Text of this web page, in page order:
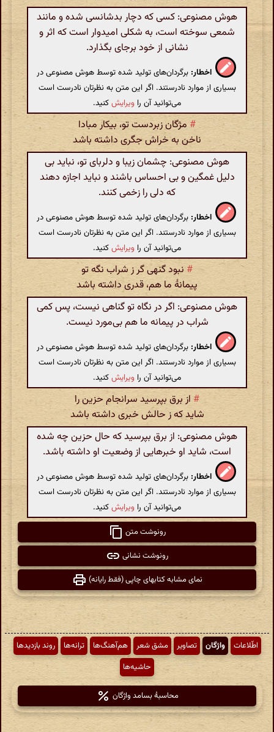
هوش مصنوعی: کسی که دچار بدشانسی شده و مانند
شمعی سوخته است، به شکلی امیدوار است که اثر و
نشانی از خود برجای بگذارد.
اخطار: برگردان‌های تولید شده توسط هوش مصنوعی در
بسیاری از موارد نادرستند. اگر این متن به نظرتان نادرست است
می‌توانید آن را ویرایشکنید.
# مژگان زبردست تو، بیکار مبادا
ناخن به خراش جگری داشته باشد
هوش مصنوعی: چشمان زیبا و دلربای تو، نباید بی
دلیل غمگین و بی احساس باشند و نباید اجازه دهند
که دلی را زخمی کنند.
اخطار: برگردان‌های تولید شده توسط هوش مصنوعی در
بسیاری از موارد نادرستند. اگر این متن به نظرتان نادرست است
می‌توانید آن را ویرایشکنید.
# نبود گنهی گر ز شراب نگه تو
پیمانهٔ ما هم، قدری داشته باشد
هوش مصنوعی: اگر در نگاه تو گناهی نیست، پس کمی
شراب در پیمانه ما هم بی‌مورد نیست.
اخطار: برگردان‌های تولید شده توسط هوش مصنوعی در
بسیاری از موارد نادرستند. اگر این متن به نظرتان نادرست است
می‌توانید آن را ویرایشکنید.
# از برق بپرسید سرانجام حزین را
شاید که ز حالش خبری داشته باشد
هوش مصنوعی: از برق بپرسید که حال حزین چه شده
است، شاید او خبرهایی از وضعیت او داشته باشد.
اخطار: برگردان‌های تولید شده توسط هوش مصنوعی در
بسیاری از موارد نادرستند. اگر این متن به نظرتان نادرست است
می‌توانید آن را ویرایشکنید.
رونوشت متن
رونوشت نشانی
نمای مشابه کتابهای چاپی (فقط رایانه)
اطّلاعات واژگان تصاویر مشق شعر هم‌آهنگ‌ها ترانه‌ها
روند بازدیدها
حاشیه‌ها
محاسبهٔ بسامد واژگان